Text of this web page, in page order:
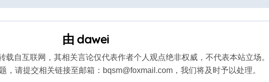
由 dawei
载自互联网，其相关言论仅代表作者个人观点绝非权威，不代表本站立场。
，请提交相关链接至邮箱：bqsm@foxmail.com，我们将及时予以处理。